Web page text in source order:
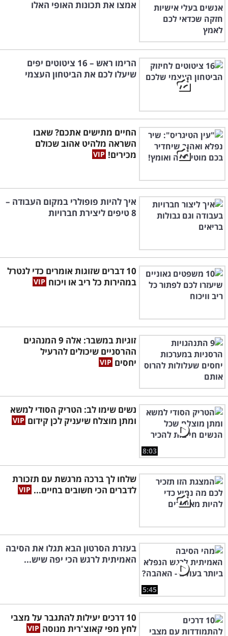
אמצו את תכונות האופי האלו
הרימו ראש – 16 ציטוטים יפים
שיעלו לכם את הביטחון העצמי
החיים מתישים אתכם? שאבו
השראה מלהיט אהוב שכולם
מכירים!
איך להיות פופולרי במקום העבודה –
8 טיפים ליצירת חברויות
10 דברים שזוגות אומרים כדי לנטרל
במהירות כל ריב או ויכוח
זוגיות במשבר: אלה 9 המנהגים
ההרסניים שיכולים להרעיל
יחסים
8:03
נשים שימו לב: הטריק הסודי למשא
ומתן מוצלח שיעניק לכן קידום
שלחו לך ברכה מרגשת עם תזכורת
לדברים הכי חשובים בחיים...
5:45
בעזרת הסרטון הבא תגלו את הסיבה
האמיתית לרגש הכי יפה שיש...
10 דרכים יעילות להתגבר על מצבי
לחץ מפי קאוצ'רית מנוסה